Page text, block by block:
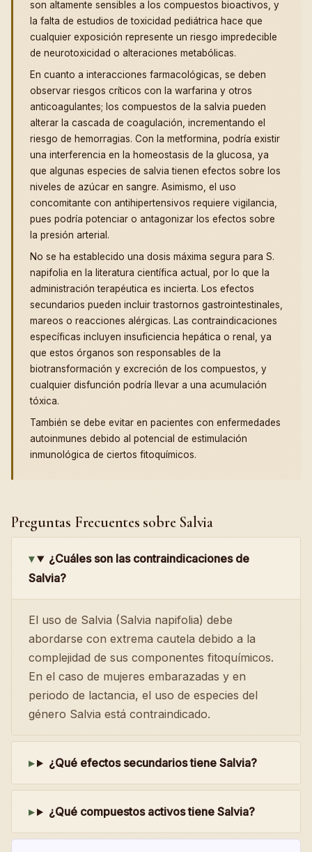
son altamente sensibles a los compuestos bioactivos, y
la falta de estudios de toxicidad pediátrica hace que
cualquier exposición represente un riesgo impredecible
de neurotoxicidad o alteraciones metabólicas.
En cuanto a interacciones farmacológicas, se deben
observar riesgos críticos con la warfarina y otros
anticoagulantes; los compuestos de la salvia pueden
alterar la cascada de coagulación, incrementando el
riesgo de hemorragias. Con la metformina, podría existir
una interferencia en la homeostasis de la glucosa, ya
que algunas especies de salvia tienen efectos sobre los
niveles de azúcar en sangre. Asimismo, el uso
concomitante con antihipertensivos requiere vigilancia,
pues podría potenciar o antagonizar los efectos sobre
la presión arterial.
No se ha establecido una dosis máxima segura para S.
napifolia en la literatura científica actual, por lo que la
administración terapéutica es incierta. Los efectos
secundarios pueden incluir trastornos gastrointestinales,
mareos o reacciones alérgicas. Las contraindicaciones
específicas incluyen insuficiencia hepática o renal, ya
que estos órganos son responsables de la
biotransformación y excreción de los compuestos, y
cualquier disfunción podría llevar a una acumulación
tóxica.
También se debe evitar en pacientes con enfermedades
autoinmunes debido al potencial de estimulación
inmunológica de ciertos fitoquímicos.
Preguntas Frecuentes sobre Salvia
¿Cuáles son las contraindicaciones de
Salvia?
El uso de Salvia (Salvia napifolia) debe
abordarse con extrema cautela debido a la
complejidad de sus componentes fitoquímicos.
En el caso de mujeres embarazadas y en
periodo de lactancia, el uso de especies del
género Salvia está contraindicado.
¿Qué efectos secundarios tiene Salvia?
¿Qué compuestos activos tiene Salvia?